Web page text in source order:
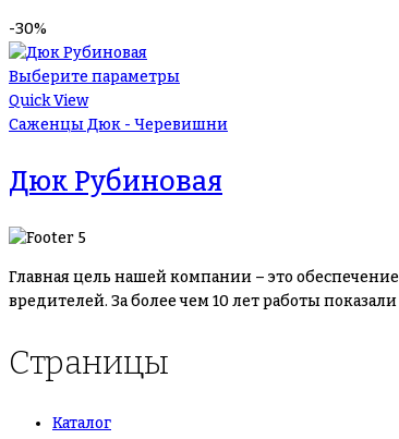
-30%
Выберите параметры
Quick View
Саженцы Дюк - Черевишни
Дюк Рубиновая
Главная цель нашей компании – это
вредителей. За более чем 10 лет работы
Страницы
Каталог